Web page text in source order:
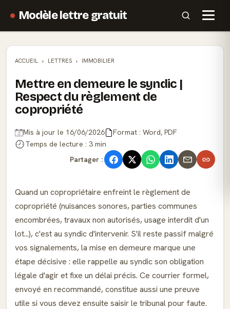
Modèle lettre gratuit
ACCUEIL LETTRES IMMOBILIER
Mettre en demeure le syndic |
Respect du règlement de
copropriété
Mis à jour le 16/06/2026
Format : Word, PDF
Temps de lecture : 3 min
Partager :
Quand un copropriétaire enfreint le règlement de
copropriété (nuisances sonores, parties communes
encombrées, travaux non autorisés, usage interdit d'un
lot...), c'est au syndic d'intervenir. S'il reste passif malgré
vos signalements, la mise en demeure marque une
étape décisive : elle rappelle au syndic son obligation
légale d'agir et fixe un délai précis. Ce courrier formel,
envoyé en recommandé, constitue aussi une preuve
utile si vous devez ensuite saisir le tribunal pour faute.